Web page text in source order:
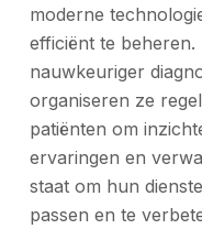
moderne
efficiënt te
nauwkeuriger
organiseren ze
patiënten om
ervaringen en
staat om hun
passen en te